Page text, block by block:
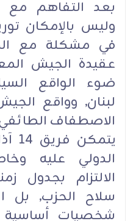
بعد التفاهم مع
وليس بالإمكان
في مشكلة مع
عقيدة الجيش
ضوء الواقع
لبنان, وواقع
الاصطفاف الطائفي
الدولي عليه
الالتزام بجدول
سلاح الحزب, بل